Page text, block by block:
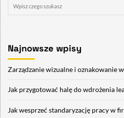
Najnowsze wpisy
Zarządzanie wizualne i oznakowanie
Jak przygotować halę do wdrożenia
Jak wesprzeć standaryzację pracy w